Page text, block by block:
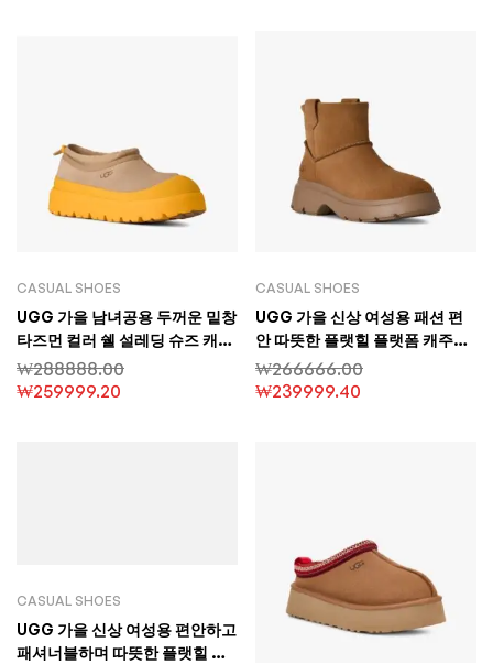
CASUAL SHOES
UGG 가을 남녀공용 두꺼운 밑창
타즈먼 컬러 쉘 설레딩 슈즈 캐주
얼 슈즈
₩288888.00
₩259999.20
CASUAL SHOES
UGG 가을 신상 여성용 패션 편
안 따뜻한 플랫힐 플랫폼 캐주얼
미니 첼시 부츠
₩266666.00
₩239999.40
CASUAL SHOES
UGG 가을 신상 여성용 편안하고
패셔너블하며 따뜻한 플랫힐 접